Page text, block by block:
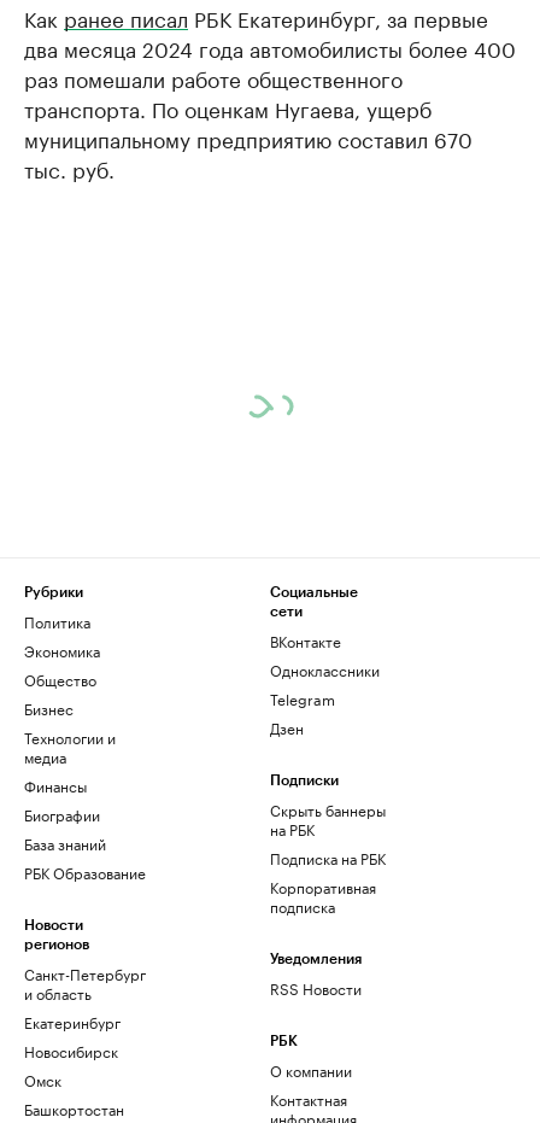
Как ранее писал РБК Екатеринбург, за первые
два месяца 2024 года автомобилисты более 400
раз помешали работе общественного
транспорта. По оценкам Нугаева, ущерб
муниципальному предприятию составил 670
тыс. руб.
Рубрики
Политика
Экономика
Общество
Бизнес
Технологии и
медиа
Финансы
Биографии
База знаний
РБК Образование
Новости
регионов
Санкт-Петербург
и область
Екатеринбург
Новосибирск
Омск
Башкортостан
Социальные
сети
ВКонтакте
Одноклассники
Telegram
Дзен
Подписки
Скрыть баннеры
на РБК
Подписка на РБК
Корпоративная
подписка
Уведомления
RSS Новости
РБК
О компании
Контактная
информация